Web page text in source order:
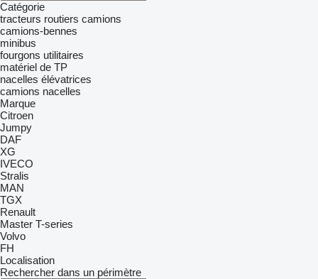
Catégorie
tracteurs routiers camions
camions-bennes
minibus
fourgons utilitaires
matériel de TP
nacelles élévatrices
camions nacelles
Marque
Citroen
Jumpy
DAF
XG
IVECO
Stralis
MAN
TGX
Renault
Master T-series
Volvo
FH
Localisation
Rechercher dans un périmètre